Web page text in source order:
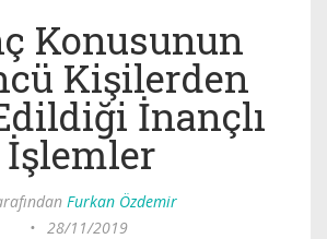
Konusunun
Kişilerden
İnançlı
İşlemler
Furkan Özdemir
• 28/11/2019